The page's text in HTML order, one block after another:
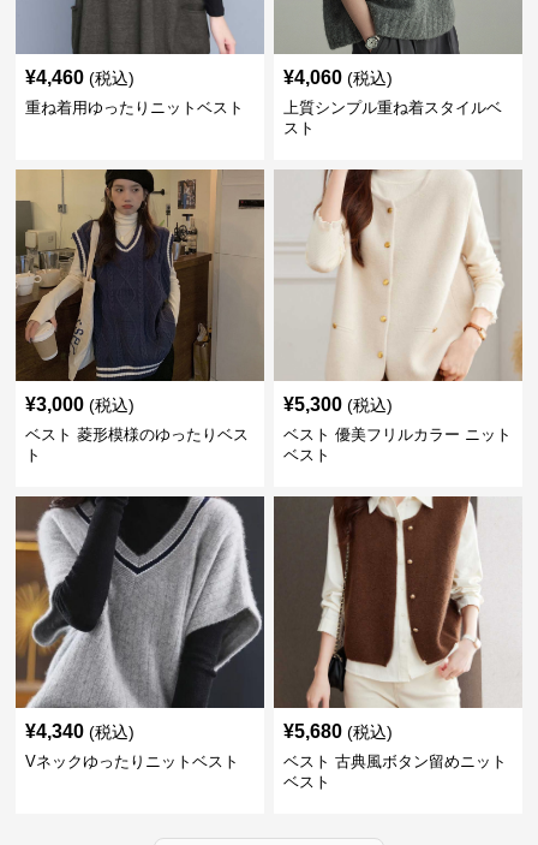
¥4,460 (税込)
重ね着用ゆったりニットベスト
¥4,060 (税込)
上質シンプル重ね着スタイルベ
スト
¥3,000 (税込)
ベスト 菱形模様のゆったりベス
ト
¥5,300 (税込)
ベスト 優美フリルカラー ニット
ベスト
¥4,340 (税込)
Vネックゆったりニットベスト
¥5,680 (税込)
ベスト 古典風ボタン留めニット
ベスト